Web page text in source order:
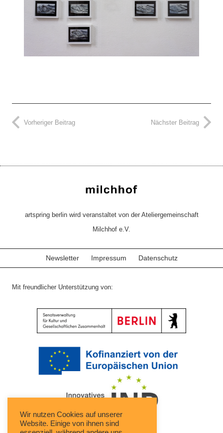
Vorheriger Beitrag Nächster Beitrag
artspring berlin wird veranstaltet von der Ateliergemeinschaft
Milchhof e.V.
Newsletter Impressum Datenschutz
Mit freundlicher Unterstützung von:
Wir nutzen Cookies auf unserer
Website. Einige von ihnen sind